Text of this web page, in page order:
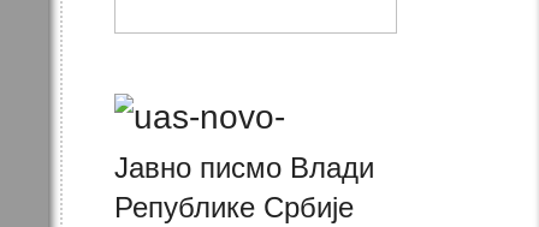
Јавно писмо Влади
Републике Србије